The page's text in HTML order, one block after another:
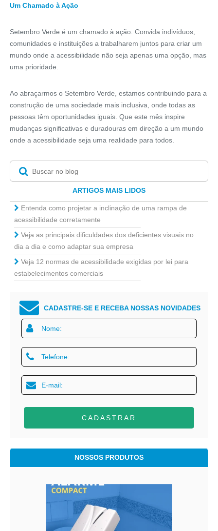
Um Chamado à Ação
Setembro Verde é um chamado à ação. Convida indivíduos,
comunidades e instituições a trabalharem juntos para criar um
mundo onde a acessibilidade não seja apenas uma opção, mas
uma prioridade.
Ao abraçarmos o Setembro Verde, estamos contribuindo para a
construção de uma sociedade mais inclusiva, onde todas as
pessoas têm oportunidades iguais. Que este mês inspire
mudanças significativas e duradouras em direção a um mundo
onde a acessibilidade seja uma realidade para todos.
ARTIGOS MAIS LIDOS
Entenda como projetar a inclinação de uma rampa de
acessibilidade corretamente
Veja as principais dificuldades dos deficientes visuais no
dia a dia e como adaptar sua empresa
Veja 12 normas de acessibilidade exigidas por lei para
estabelecimentos comerciais
CADASTRE-SE E RECEBA NOSSAS NOVIDADES
CADASTRAR
NOSSOS PRODUTOS